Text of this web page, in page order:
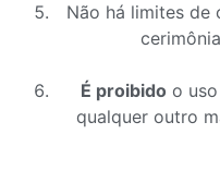
Não há limites de
É proibidoo uso
qualquer outro